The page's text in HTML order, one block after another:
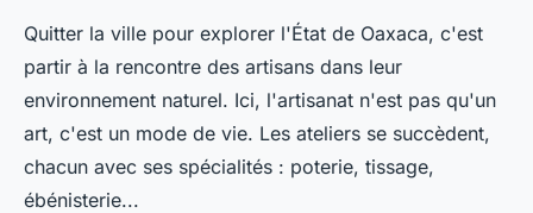
Quitter la ville pour explorer l'État de Oaxaca, c'est
partir à la rencontre des artisans dans leur
environnement naturel. Ici, l'artisanat n'est pas qu'un
art, c'est un mode de vie. Les ateliers se succèdent,
chacun avec ses spécialités : poterie, tissage,
ébénisterie...